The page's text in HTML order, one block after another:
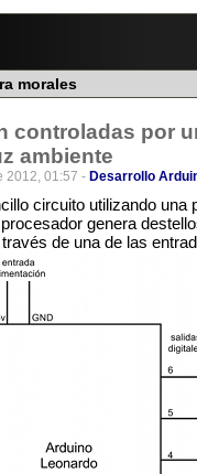
morales
controladas por
ambiente
2012, 01:57 - Desarrollo
circuito utilizando una
genera
de una de las